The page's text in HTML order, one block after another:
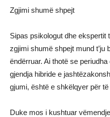
Zgjimi shumë shpejt
Sipas psikologut dhe ekspertit
zgjimi shumë shpejt mund t’ju
ëndërruar. Ai thotë se
gjendja hibride e
gjumi, është e shkëlqyer për
Duke mos i kushtuar vëmendje